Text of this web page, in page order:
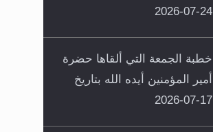
24-07-2026
خطبة الجمعة التي ألقاها حضرة
أمير المؤمنين أيده الله بتاريخ
17-07-2026